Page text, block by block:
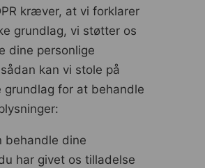
kræver, at vi forklarer
grundlag, vi støtter os
dine personlige
kan vi stole på
grundlag for at behandle
behandle dine
har givet os tilladelse